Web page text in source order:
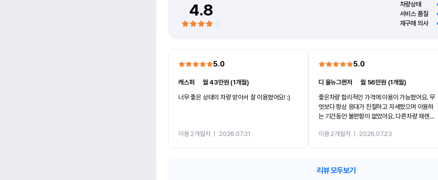
4.8 차량상태
서비스 품질
재구매 의사
5.0
캐스퍼
월 43만원 (1개월)
너무 좋은 상태의 차량 받아서 잘 이용했어요! :)
이용 2개월차ㅣ 2026.07.31
5.0
디 올뉴그랜저 ㅣ월 56만원 (1개월)
좋은차량 합리적인 가격에 이용이 가능했어요. 무
엇보다 항상 응대가 친절하고 자세했으며 이용하
는 기간동안 불편함이 없었어요. 다른차량 재렌트
카 렌트 고민없이 강추합니다!!
이용 2개월차ㅣ 2026.07.23
리뷰 모두보기